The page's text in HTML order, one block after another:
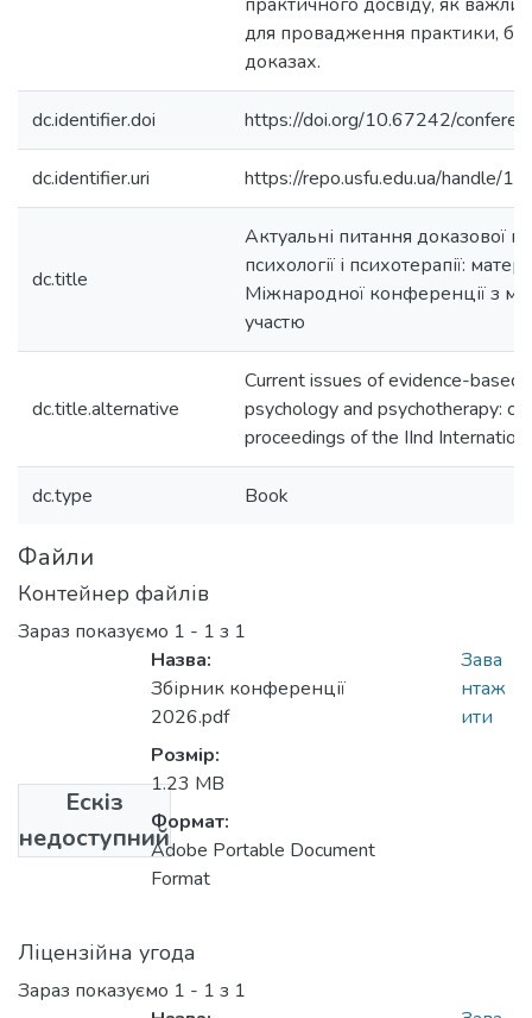
для провадження практики,
доказах.
dc.identifier.doi https://doi.org/10.67242/
dc.identifier.uri https://repo.usfu.edu.ua/handle/
dc.title
Актуальні питання доказової
психології і психотерапії:
Міжнародної конференції з
участю
dc.title.alternative
Current issues of evidence-based
psychology and psychotherapy:
proceedings of the IInd
dc.type Book
Файли
Контейнер файлів
Зараз показуємо 1 - 1 з 1
Ескіз
недоступний
Назва:
Збірник конференції
2026.pdf
Розмір:
1.23 MB
Формат:
Adobe Portable Document
Format
Зава
нтаж
ити
Ліцензійна угода
Зараз показуємо 1 - 1 з 1